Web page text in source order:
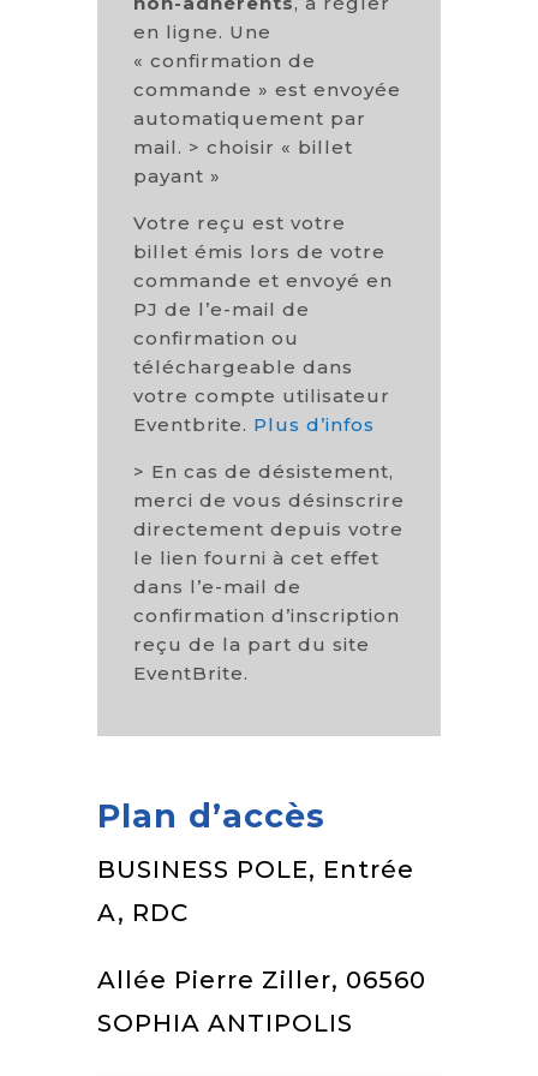
en ligne. Une
« confirmation de
commande » est envoyée
automatiquement par
mail. > choisir « billet
payant »
Votre reçu est votre
billet émis lors de votre
commande et envoyé en
PJ de l’e-mail de
confirmation ou
téléchargeable dans
votre compte utilisateur
Eventbrite. Plus d’infos
> En cas de désistement,
merci de vous désinscrire
directement depuis votre
le lien fourni à cet effet
dans l’e-mail de
confirmation d’inscription
reçu de la part du site
EventBrite.
Plan d’accès
BUSINESS POLE, Entrée
A, RDC
Allée Pierre Ziller, 06560
SOPHIA ANTIPOLIS